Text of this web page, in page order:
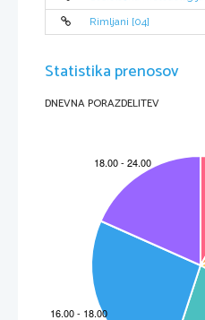
Rimljani [04]
Statistika prenosov
DNEVNA PORAZDELITEV